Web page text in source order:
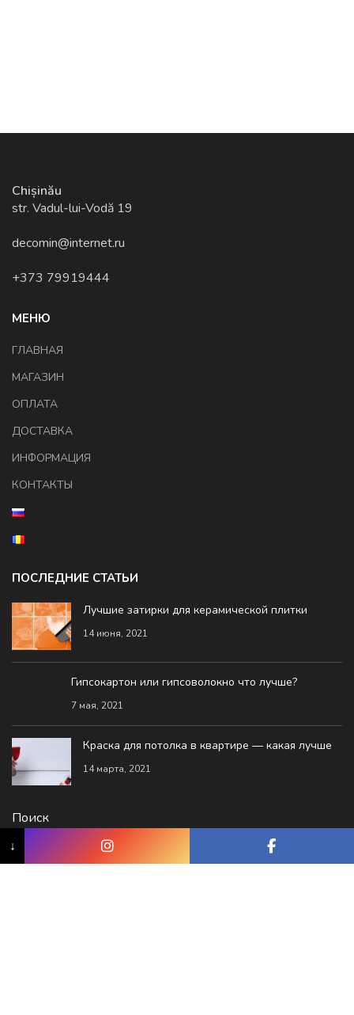
Chișinău
str. Vadul-lui-Vodă 19
decomin@internet.ru
+373 79919444
МЕНЮ
ГЛАВНАЯ
МАГАЗИН
ОПЛАТА
ДОСТАВКА
ИНФОРМАЦИЯ
КОНТАКТЫ
ПОСЛЕДНИЕ СТАТЬИ
Лучшие затирки для керамической плитки
14 июня, 2021
Гипсокартон или гипсоволокно что лучше?
7 мая, 2021
Краска для потолка в квартире — какая лучше
14 марта, 2021
Поиск
↓